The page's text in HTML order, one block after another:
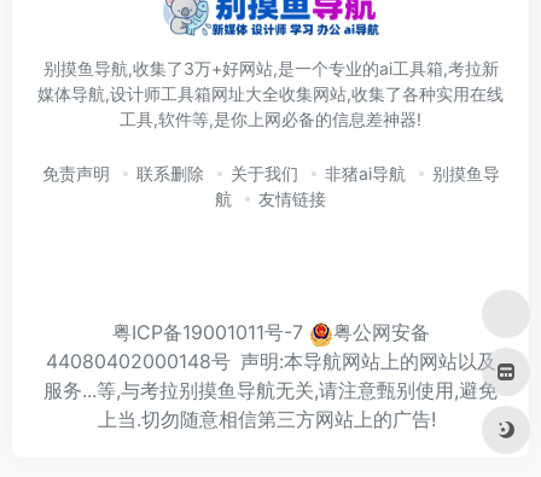
别摸鱼导航,收集了3万+好网站,是一个专业的ai工具箱,考拉新
媒体导航,设计师工具箱网址大全收集网站,收集了各种实用在线
工具,软件等,是你上网必备的信息差神器!
免责声明 联系删除 关于我们 非猪ai导航
别摸鱼导
航
友情链接
粤ICP备19001011号-7
粤公网安备
44080402000148号 声明:本导航网站上的网站以及
服务...等,与考拉别摸鱼导航无关,请注意甄别使用,避免
上当.切勿随意相信第三方网站上的广告!